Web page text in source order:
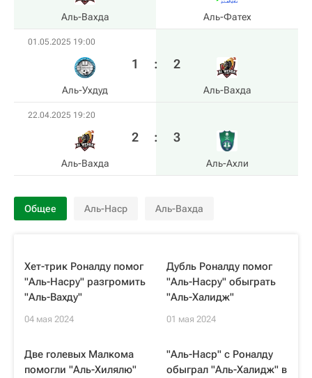
Аль-Вахда Аль-Фатех
01.05.2025 19:00
Аль-Ухдуд
1 : 2
Аль-Вахда
22.04.2025 19:20
Аль-Вахда
2 : 3
Аль-Ахли
Общее Аль-Наср Аль-Вахда
Хет-трик Роналду помог
"Аль-Насру" разгромить
"Аль-Вахду"
04 мая 2024
Дубль Роналду помог
"Аль-Насру" обыграть
"Аль-Халидж"
01 мая 2024
Две голевых Малкома
помогли "Аль-Хилялю"
"Аль-Наср" c Роналду
обыграл "Аль-Халидж" в